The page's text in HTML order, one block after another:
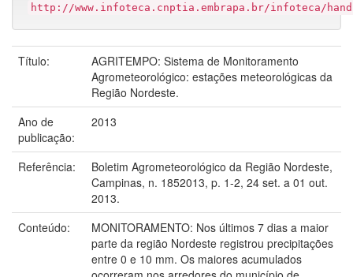
http://www.infoteca.cnptia.embrapa.br/infoteca/
Título:
AGRITEMPO: Sistema de Monitoramento
Agrometeorológico: estações meteorológicas da
Região Nordeste.
Ano de
publicação:
2013
Referência:
Boletim Agrometeorológico da Região Nordeste,
Campinas, n. 1852013, p. 1-2, 24 set. a 01 out.
2013.
Conteúdo:
MONITORAMENTO: Nos últimos 7 dias a maior
parte da região Nordeste registrou precipitações
entre 0 e 10 mm. Os maiores acumulados